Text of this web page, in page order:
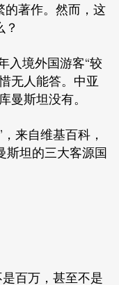
的著作。然而，这
入境外国游客“较
无人能答。中亚
曼斯坦没有。
来自维基百科，
斯坦的三大客源国
百万，甚至不是